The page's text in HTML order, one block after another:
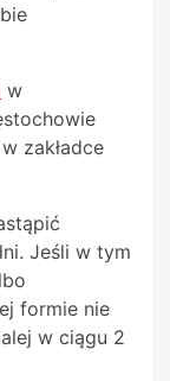
w
zakładce
Jeśli w tym
formie nie
w ciągu 2